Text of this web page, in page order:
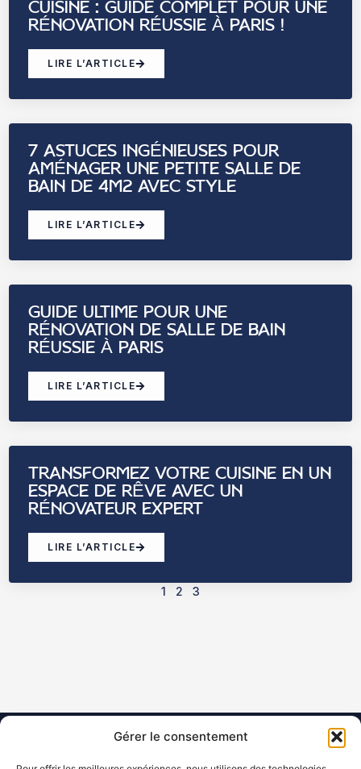
Gérer le consentement
CUISINE : GUIDE COMPLET POUR UNE
RÉNOVATION RÉUSSIE À PARIS !
LIRE L’ARTICLE
7 ASTUCES INGÉNIEUSES POUR
AMÉNAGER UNE PETITE SALLE DE
BAIN DE 4M2 AVEC STYLE
LIRE L’ARTICLE
GUIDE ULTIME POUR UNE
RÉNOVATION DE SALLE DE BAIN
RÉUSSIE À PARIS
LIRE L’ARTICLE
TRANSFORMEZ VOTRE CUISINE EN UN
ESPACE DE RÊVE AVEC UN
RÉNOVATEUR EXPERT
LIRE L’ARTICLE
1 2 3